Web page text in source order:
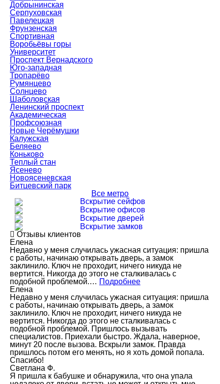
Добрынинская
Серпуховская
Павелецкая
Фрунзенская
Спортивная
Воробьёвы горы
Университет
Проспект Вернадского
Юго-западная
Тропарёво
Румянцево
Солнцево
Шаболовская
Ленинский проспект
Академическая
Профсоюзная
Новые Черёмушки
Калужская
Беляево
Коньково
Теплый стан
Ясенево
Новоясеневская
Битцевский парк
Все метро
Вскрытие сейфов
Вскрытие офисов
Вскрытие дверей
Вскрытие замков
Отзывы клиентов
Елена
Недавно у меня случилась ужасная ситуация: пришла
с работы, начинаю открывать дверь, а замок
заклинило. Ключ не проходит, ничего никуда не
вертится. Никогда до этого не сталкивалась с
подобной проблемой.… Подробнее
Елена
Недавно у меня случилась ужасная ситуация: пришла
с работы, начинаю открывать дверь, а замок
заклинило. Ключ не проходит, ничего никуда не
вертится. Никогда до этого не сталкивалась с
подобной проблемой. Пришлось вызывать
специалистов. Приехали быстро. Ждала, наверное,
минут 20 после вызова. Вскрыли замок. Правда
пришлось потом его менять, но я хоть домой попала.
Спасибо!
Светлана Ф.
Я пришла к бабушке и обнаружила, что она упала